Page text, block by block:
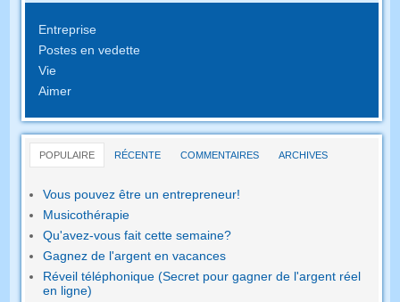
Entreprise
Postes en vedette
Vie
Aimer
POPULAIRE RÉCENTE COMMENTAIRES ARCHIVES
Vous pouvez être un entrepreneur!
Musicothérapie
Qu'avez-vous fait cette semaine?
Gagnez de l'argent en vacances
Réveil téléphonique (Secret pour gagner de l'argent réel
en ligne)